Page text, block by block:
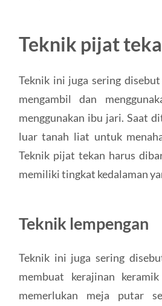
Teknik pijat
Teknik ini juga sering
mengambil dan
menggunakan ibu jari. Saat
luar tanah liat untuk
Teknik pijat tekan harus
memiliki tingkat kedalaman
Teknik lempengan
Teknik ini juga sering
membuat kerajinan
memerlukan meja putar